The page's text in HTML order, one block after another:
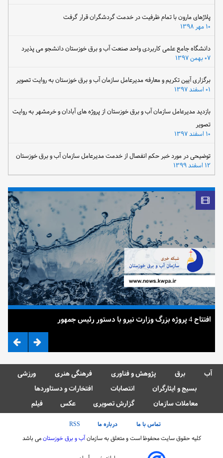
پلاژهای مارون با تمام ظرفیت در خدمت گردشگران قرار گرفت
دانشگاه جامع علمی کاربردی واحد صنعت آب و برق خوزستان دانشجو می پذیرد
۰۷ بهمن ۱۳۹۷
برگزاری آیین تکریم و معارفه مدیرعامل سازمان آب و برق خوزستان به روایت تصویر
بازدید مدیرعامل سازمان آب و برق خوزستان از پروژه های آبادان و خرمشهر به روایت
تصویر
توضیحی در مورد خبر حکم انفصال از خدمت مدیرعامل سازمان آب و برق خوزستان
۱۲ اسفند ۱۳۹۹
افتتاح 4 پروژه بزرگ وزارت نیرو با دستور رئیس جمهور
آب برق پژوهش و فناوری فرهنگی هنری
ورزشی
بسیج و ایثارگران
انتصابات
افتخارات و دستاوردها
معاملات سازمان
گزارش تصویری عکس فیلم
تماس با ما درباره ما
RSS
کلیه حقوق سایت محفوظ است و متعلق به سازمانآب و برق خوزستانمی باشد